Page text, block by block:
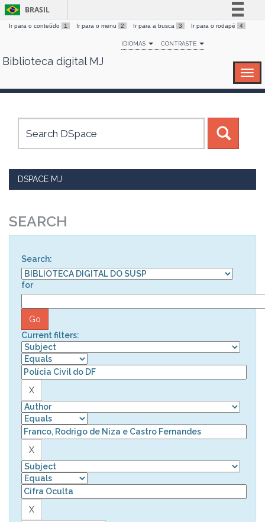
Skip
BRASIL
Simplifique!
Comunica BR
Canais
Ir para o conteúdo 1 Ir para o menu 2 Ir para a busca 3 Ir para o rodapé 4
IDIOMAS CONTRASTE
Biblioteca digital MJ
DSPACE MJ
SEARCH
Search:
for
Current filters: